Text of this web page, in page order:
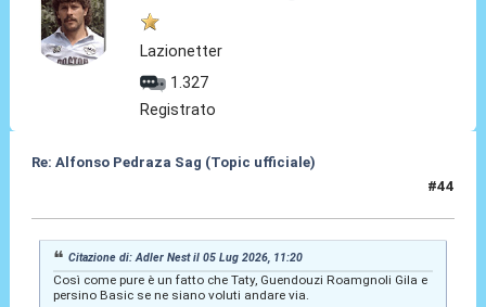
Lazionetter
1.327
Registrato
Re: Alfonso Pedraza Sag (Topic ufficiale)
#44
Citazione di: Adler Nest il 05 Lug 2026, 11:20
Così come pure è un fatto che Taty, Guendouzi Roamgnoli Gila e
persino Basic se ne siano voluti andare via.